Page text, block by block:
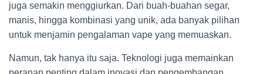
juga semakin menggiurkan. Dari buah-buahan segar,
manis, hingga kombinasi yang unik, ada banyak pilihan
untuk menjamin pengalaman vape yang memuaskan.
Namun, tak hanya itu saja. Teknologi juga memainkan